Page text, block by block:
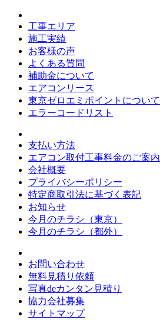
工事エリア
施工実績
お客様の声
よくある質問
補助金について
エアコンリース
東京ゼロエミポイントについて
エラーコードリスト
支払い方法
エアコン取付工事料金のご案内
会社概要
プライバシーポリシー
特定商取引法に基づく表記
お知らせ
今月のチラシ（東京）
今月のチラシ（都外）
お問い合わせ
無料見積り依頼
写真deカンタン見積り
協力会社募集
サイトマップ